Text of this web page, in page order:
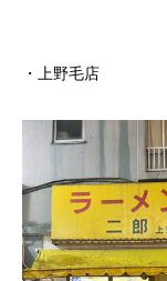
・上野毛店